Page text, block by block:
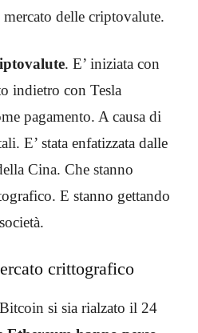
delle criptovalute.
. E’ iniziata con
indietro con Tesla
pagamento. A causa di
E’ stata enfatizzata dalle
Cina. Che stanno
E stanno gettando
crittografico
si sia rialzato il 24